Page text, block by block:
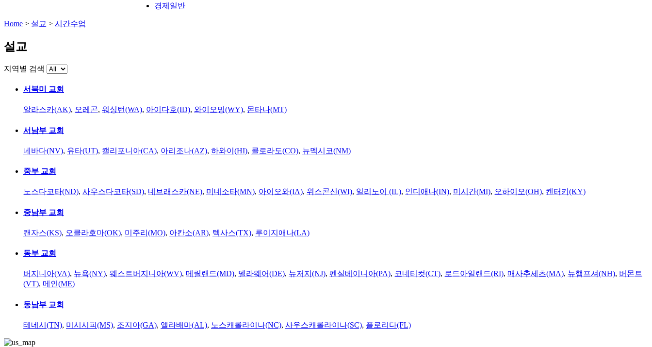
경제일반
Home > 설교 > 시간수업
설교
지역별 검색
서북미 교회
알라스카(AK), 오레곤, 워싱턴(WA), 아이다호(ID), 와이오밍(WY), 몬타나(MT)
서남부 교회
네바다(NV), 유타(UT), 캘리포니아(CA), 아리조나(AZ), 하와이(HI), 콜로라도(CO), 뉴멕시코(NM)
중부 교회
노스다코타(ND), 사우스다코타(SD), 네브래스카(NE), 미네소타(MN), 아이오와(IA), 위스콘신(WI), 일리노이 (IL), 인디애나(IN), 미시간(MI), 오하이오(OH), 켄터키(KY)
중남부 교회
캔자스(KS), 오클라호마(OK), 미주리(MO), 아칸소(AR), 텍사스(TX), 루이지애나(LA)
동부 교회
버지니아(VA), 뉴욕(NY), 웨스트버지니아(WV), 메릴랜드(MD), 델라웨어(DE), 뉴저지(NJ), 펜실베이니아(PA), 코네티컷(CT), 로드아일랜드(RI), 매사추세츠(MA), 뉴햄프셔(NH), 버몬트
(VT), 메인(ME)
동남부 교회
테네시(TN), 미시시피(MS), 조지아(GA), 앨라배마(AL), 노스캐롤라이나(NC), 사우스캐롤라이나(SC), 플로리다(FL)